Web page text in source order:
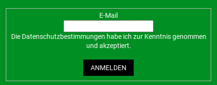
E-Mail
Die Datenschutzbestimmungen habe ich zur Kenntnis genommen
und akzeptiert.
ANMELDEN